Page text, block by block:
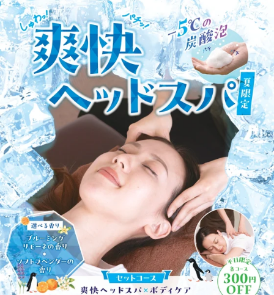
WEB予約する
電話予約する 042-629-9607
最近のブログ
★8/7(金)ご案内状況★
ご閲覧有難うございます。Re.Ra.Ku イーアス高尾店です。
【本日の出勤スタッフ】 畠山、青柳。・*.。・*.。・
*.。・*.。・*.。・。。・*.。・*.。・*本日の 空き情報のお
2026.08.07